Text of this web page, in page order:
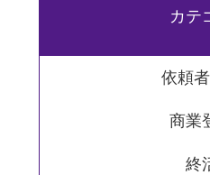
カテ
依頼
商業
終